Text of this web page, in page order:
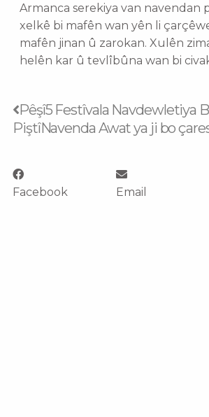
Armanca serekiya van navendan
xelkê bi mafên wan yên li
mafên jinan û zarokan. Xulên
helên kar û tevlîbûna wan bi
Prev
Pêşî5 Festîvala Navdewletiya
PiştîNavenda Awat ya ji bo
Facebook Email